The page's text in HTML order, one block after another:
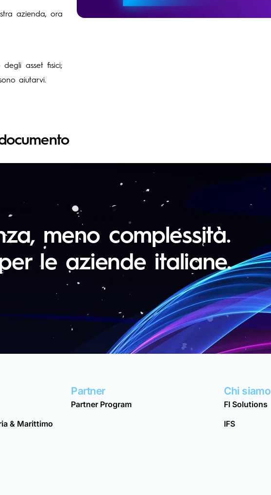
azienda, ora
degli asset fisici;
aiutarvi.
meno complessità.
le aziende italiane.
& Marittimo
Partner
Partner Program
Chi siamo
FI Solutions
IFS